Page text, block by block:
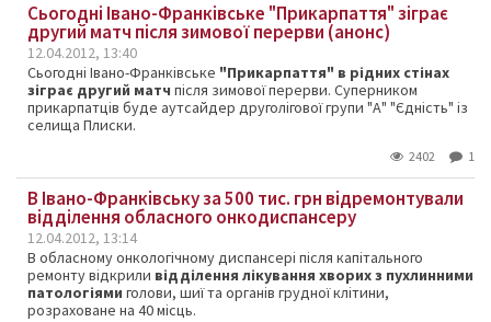
Сьогодні Івано-Франківське "Прикарпаття" зіграє
другий матч після зимової перерви (анонс)
12.04.2012, 13:40
Сьогодні Івано-Франківське "Прикарпаття" в рідних стінах
зіграє другий матч після зимової перерви. Суперником
прикарпатців буде аутсайдер друголігової групи "А" "Єдність" із
селища Плиски.
2402 1
В Івано-Франківську за 500 тис. грн відремонтували
відділення обласного онкодиспансеру
12.04.2012, 13:14
В обласному онкологічному диспансері після капітального
ремонту відкрили відділення лікування хворих з пухлинними
патологіями голови, шиї та органів грудної клітини,
розраховане на 40 місць.